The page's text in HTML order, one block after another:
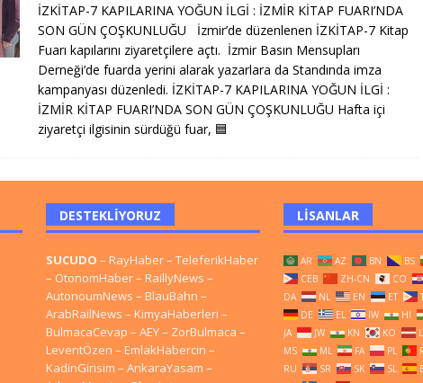
İZKİTAP-7 KAPILARINA YOĞUN İLGİ : İZMİR KİTAP FUARI’NDA
SON GÜN ÇOŞKUNLUĞU İzmir’de düzenlenen İZKİTAP-7 Kitap
Fuarı kapılarını ziyaretçilere açtı. İzmir Basın Mensupları
Derneği’de fuarda yerini alarak yazarlara da Standında imza
kampanyası düzenledi. İZKİTAP-7 KAPILARINA YOĞUN İLGİ :
İZMİR KİTAP FUARI’NDA SON GÜN ÇOŞKUNLUĞU Hafta içi
ziyaretçi ilgisinin sürdüğü fuar, 🟦
DESTEKLIYORUZ
SUCUDO – RayHaber– TeleferikHaber
– OtonomHaber– RaillyNews –
AutonoumNews – BlauBahn –
ArabRailNews – KimyaHaberleri –
BulmacaCevap – AEY– ZorBulmaca –
LeventÖzen – EmlakHabercin –
KadinGirisim – AnkaraYasam –
LISANLAR
AR AZ BN BS
CEB
ZH-CN CO
DA
NL EN ET
DE
EL IW HI
JA
JW KN KO
MS
ML FA PL
RU
SR SK SL